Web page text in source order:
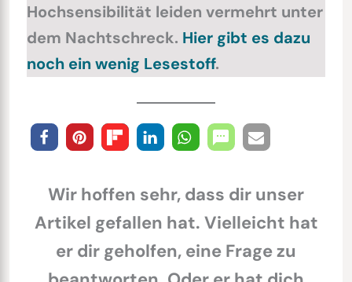
Hochsensibilität leiden vermehrt unter
dem Nachtschreck. Hier gibt es dazu
noch ein wenig Lesestoff.
Wir hoffen sehr, dass dir unser
Artikel gefallen hat. Vielleicht hat
er dir geholfen, eine Frage zu